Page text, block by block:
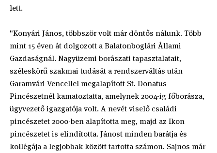
lett.
"Konyári János, többször volt már döntős nálunk. Több
mint 15 éven át dolgozott a Balatonboglári Állami
Gazdaságnál. Nagyüzemi borászati tapasztalatait,
széleskörű szakmai tudását a rendszerváltás után
Garamvári Vencellel megalapított St. Donatus
Pincészetnél kamatoztatta, amelynek 2004-ig főborásza,
ügyvezető igazgatója volt. A nevét viselő családi
pincészetet 2000-ben alapította meg, majd az Ikon
pincészetet is elindította. Jánost minden barátja és
kollégája a legjobbak között tartotta számon. Sajnos már